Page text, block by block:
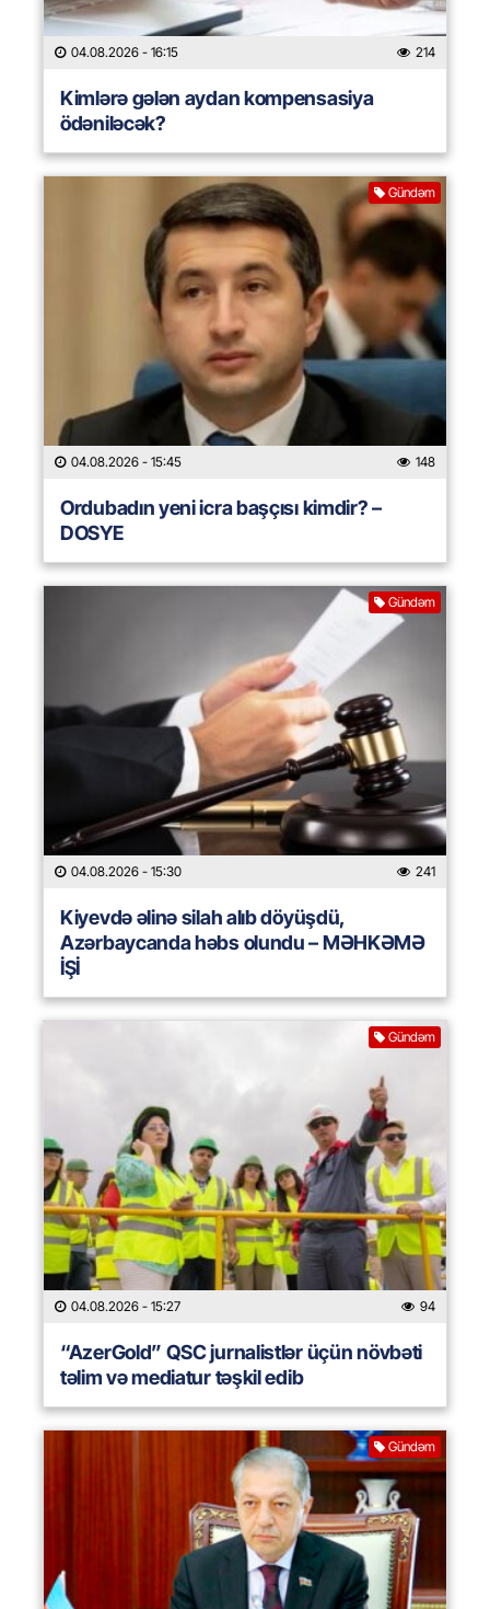
04.08.2026 - 16:15 214
Kimlərə gələn aydan kompensasiya
ödəniləcək?
Gündəm
04.08.2026 - 15:45 148
Ordubadın yeni icra başçısı kimdir? –
DOSYE
Gündəm
04.08.2026 - 15:30 241
Kiyevdə əlinə silah alıb döyüşdü,
Azərbaycanda həbs olundu – MƏHKƏMƏ
İŞİ
Gündəm
04.08.2026 - 15:27 94
“AzerGold” QSC jurnalistlər üçün növbəti
təlim və mediatur təşkil edib
Gündəm